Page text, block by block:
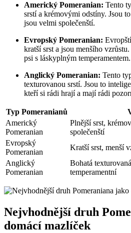
Americký Pomeranian: Tento
srstí‍ a krémovými odstíny. Jsou
jsou velmi společenští.
Evropský Pomeranian:
kratší srst a​ jsou menšího
psi⁣ s láskyplným temperamentem.
Anglický Pomeranian: Tento
texturovanou⁤ srstí. Jsou to
kteří si rádi hrají​ a mají rádi
Typ Pomeranianů
Americký
Pomeranian
Plnější srst,
společenští
Evropský
Pomeranian
Kratší srst, menší
Anglický
Pomeranian
Bohatá
temperamentní
Nejvhodnější druh
domácí mazlíček